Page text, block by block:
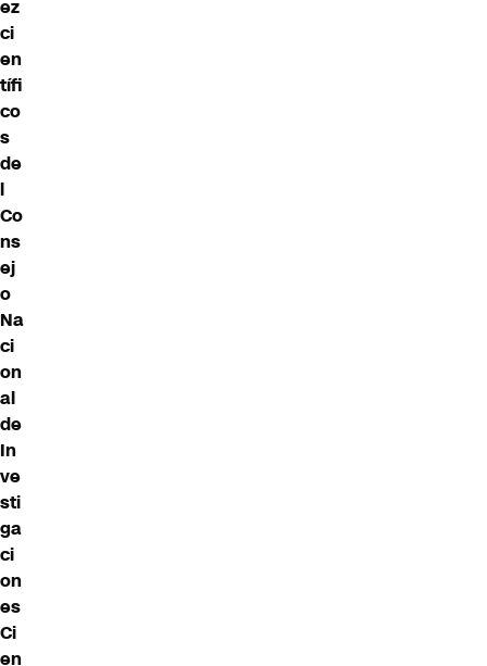
ez
ci
en
tífi
co
s
de
l
Co
ns
ej
o
Na
ci
on
al
de
In
ve
sti
ga
ci
on
es
Ci
en